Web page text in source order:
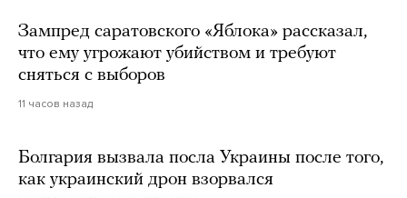
Зампред саратовского «Яблока» рассказал,
что ему угрожают убийством и требуют
сняться с выборов
11 часов назад
Болгария вызвала посла Украины после того,
как украинский дрон взорвался